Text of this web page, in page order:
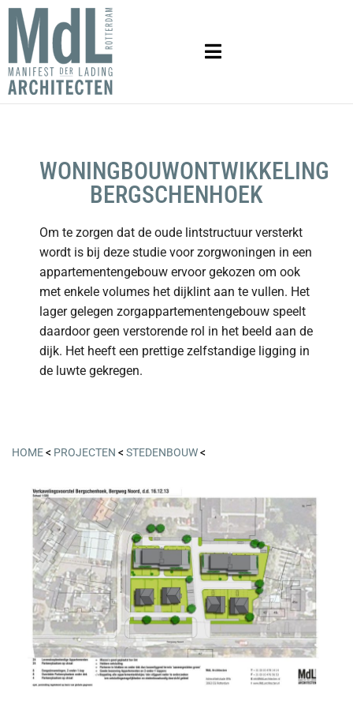
WONINGBOUWONTWIKKELING
BERGSCHENHOEK
Om te zorgen dat de oude lintstructuur versterkt
wordt is bij deze studie voor zorgwoningen in een
appartementengebouw ervoor gekozen om ook
met enkele volumes het dijklint aan te vullen. Het
lager gelegen zorgappartementengebouw speelt
daardoor geen verstorende rol in het beeld aan de
dijk. Het heeft een prettige zelfstandige ligging in
de luwte gekregen.
HOME< PROJECTEN < STEDENBOUW<